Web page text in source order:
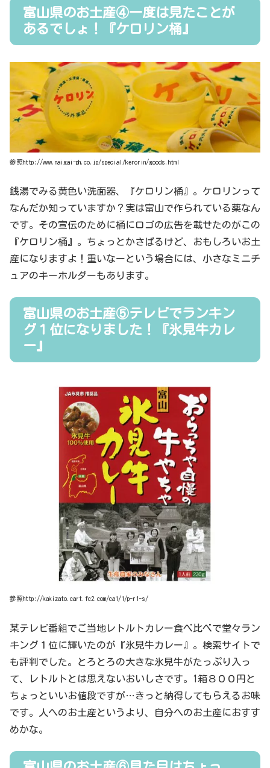
富山県のお土産④一度は見たことが
あるでしょ！『ケロリン桶』
参照http://www.naigai-ph.co.jp/special/kerorin/goods.html
銭湯でみる黄色い洗面器、『ケロリン桶』。ケロリンって
なんだか知っていますか？実は富山で作られている薬なん
です。その宣伝のために桶にロゴの広告を載せたのがこの
『ケロリン桶』。ちょっとかさばるけど、おもしろいお土
産になりますよ！重いなーという場合には、小さなミニチ
ュアのキーホルダーもあります。
富山県のお土産⑤テレビでランキン
グ１位になりました！『氷見牛カレ
ー』
参照http://kakizato.cart.fc2.com/ca1/1/p-r1-s/
某テレビ番組でご当地レトルトカレー食べ比べで堂々ラン
キング１位に輝いたのが『氷見牛カレー』。検索サイトで
も評判でした。とろとろの大きな氷見牛がたっぷり入っ
て、レトルトとは思えないおいしさです。1箱８００円と
ちょっといいお値段ですが…きっと納得してもらえるお味
です。人へのお土産というより、自分へのお土産におすす
めかな。